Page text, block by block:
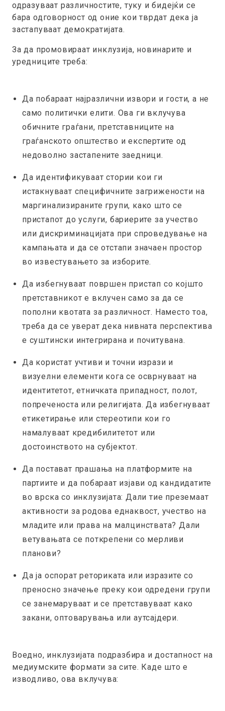
одразуваат различностите, туку и бидејќи се
бара одговорност од оние кои тврдат дека ја
застапуваат демократијата.
За да промовираат инклузија, новинарите и
уредниците треба:
Да побараат најразлични извори и гости, а не
само политички елити. Ова ги вклучува
обичните граѓани, претставниците на
граѓанското општество и експертите од
недоволно застапените заедници.
Да идентификуваат стории кои ги
истакнуваат специфичните загрижености на
маргинализираните групи, како што се
пристапот до услуги, бариерите за учество
или дискриминацијата при спроведување на
кампањата и да се отстапи значаен простор
во известувањето за изборите.
Да избегнуваат површен пристап со којшто
претставникот е вклучен само за да се
пополни квотата за различност. Наместо тоа,
треба да се уверат дека нивната перспектива
е суштински интегрирана и почитувана.
Да користат учтиви и точни изрази и
визуелни елементи кога се осврнуваат на
идентитетот, етничката припадност, полот,
попреченоста или религијата. Да избегнуваат
етикетирање или стереотипи кои го
намалуваат кредибилитетот или
достоинството на субјектот.
Да постават прашања на платформите на
партиите и да побараат изјави од кандидатите
во врска со инклузијата: Дали тие преземаат
активности за родова еднаквост, учество на
младите или права на малцинствата? Дали
ветувањата се поткрепени со мерливи
планови?
Да ја оспорат реториката или изразите со
преносно значење преку кои одредени групи
се занемаруваат и се претставуваат како
закани, оптоварувања или аутсајдери.
Воедно, инклузијата подразбира и достапност на
медиумските формати за сите. Каде што е
изводливо, ова вклучува: